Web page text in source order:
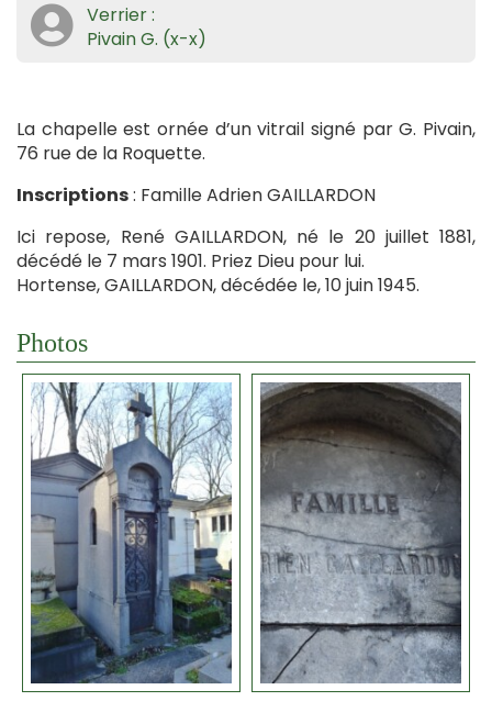
Verrier :
Pivain G. (x-x)
La chapelle est ornée d’un vitrail signé par G. Pivain,
76 rue de la Roquette.
Inscriptions: Famille Adrien GAILLARDON
Ici repose, René GAILLARDON, né le 20 juillet 1881,
décédé le 7 mars 1901. Priez Dieu pour lui.
Hortense, GAILLARDON, décédée le, 10 juin 1945.
Photos